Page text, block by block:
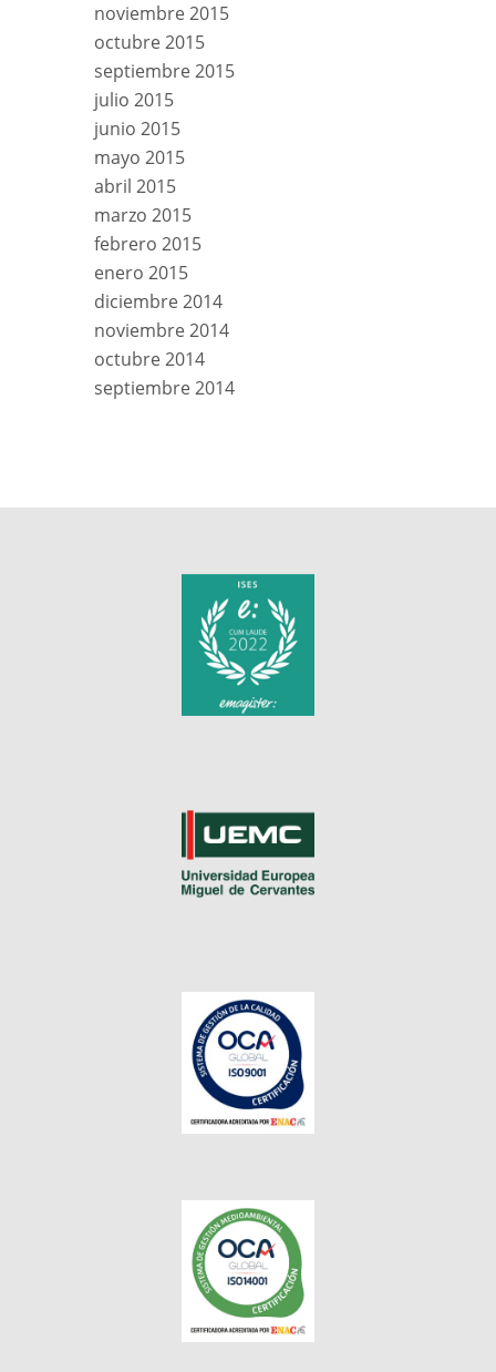
noviembre 2015
octubre 2015
septiembre 2015
julio 2015
junio 2015
mayo 2015
abril 2015
marzo 2015
febrero 2015
enero 2015
diciembre 2014
noviembre 2014
octubre 2014
septiembre 2014